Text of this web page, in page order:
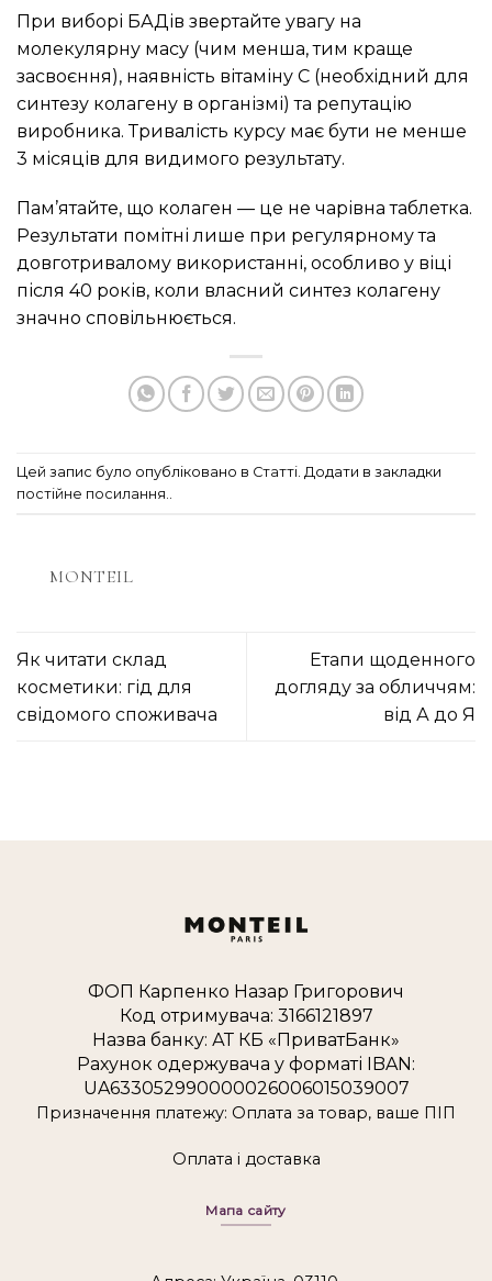
При виборі БАДів звертайте увагу на
молекулярну масу (чим менша, тим краще
засвоєння), наявність вітаміну С (необхідний для
синтезу колагену в організмі) та репутацію
виробника. Тривалість курсу має бути не менше
3 місяців для видимого результату.
Пам’ятайте, що колаген — це не чарівна таблетка.
Результати помітні лише при регулярному та
довготривалому використанні, особливо у віці
після 40 років, коли власний синтез колагену
значно сповільнюється.
Цей запис було опубліковано в Статті . Додати в закладки
постійне посилання.
MONTEIL
Як читати склад
косметики: гід для
свідомого споживача
Етапи щоденного
догляду за обличчям:
від А до Я
ФОП Карпенко Назар Григорович
Код отримувача: 3166121897
Назва банку: АТ КБ «ПриватБанк»
Рахунок одержувача у форматі IBAN:
UA633052990000026006015039007
Призначення платежу: Оплата за товар, ваше ПІП
Оплата і доставка
Мапа сайту